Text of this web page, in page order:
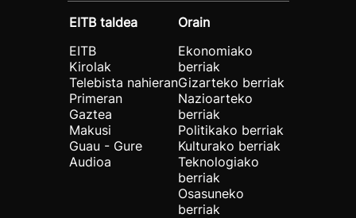
EITB taldea
EITB
Kirolak
Telebista nahieran
Primeran
Gaztea
Makusi
Guau - Gure
Audioa
Orain
Ekonomiako
berriak
Gizarteko berriak
Nazioarteko
berriak
Politikako berriak
Kulturako berriak
Teknologiako
berriak
Osasuneko
berriak